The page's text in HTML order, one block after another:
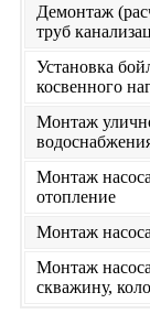
Демонтаж
труб
Установка
косвенного
Монтаж
Монтаж
отопление
Монтаж
Монтаж
скважину,